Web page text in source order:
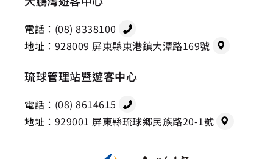
電話： (08) 8338100
地址： 928009 屏東縣東港鎮大潭路169號
琉球管理站暨遊客中心
電話： (08) 8614615
地址： 929001 屏東縣琉球鄉民族路20-1號